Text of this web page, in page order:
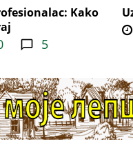
Kako
5